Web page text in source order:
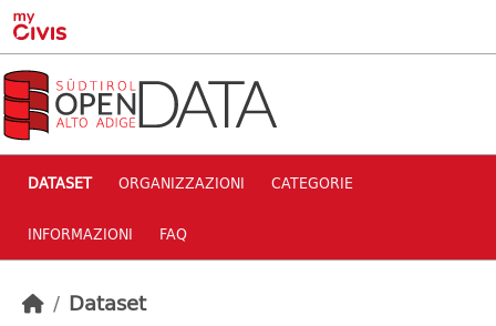
Skip to main content
DATASET ORGANIZZAZIONI CATEGORIE
INFORMAZIONI FAQ
Dataset